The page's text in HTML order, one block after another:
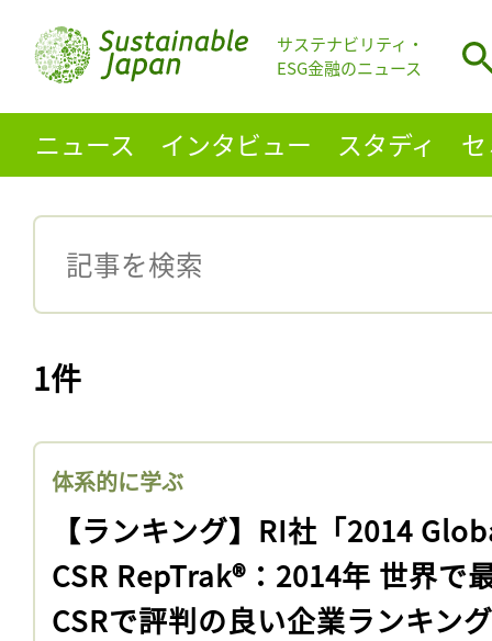
サステナビリティ・
ESG金融のニュース
ニュース インタビュー スタディ
1件
体系的に学ぶ
【ランキング】RI社「2014
CSR RepTrak®：2014年 世界で
CSRで評判の良い企業ランキン